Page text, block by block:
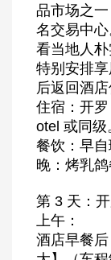
品市场之
名交易中
看当地人朴
特别安排
后返回酒店
住宿：开
otel 或同级
餐饮：早
晚：烤乳鸽
第 3 天：
上午：
酒店早餐后